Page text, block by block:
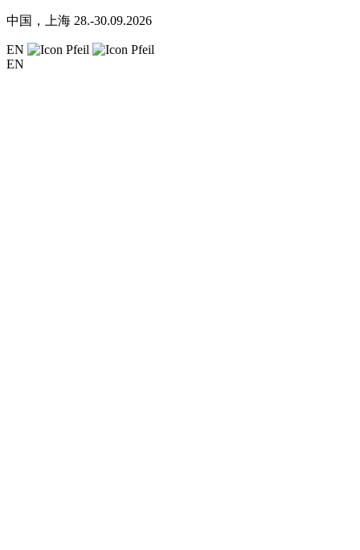
中国，上海 28.-30.09.2026
EN
EN